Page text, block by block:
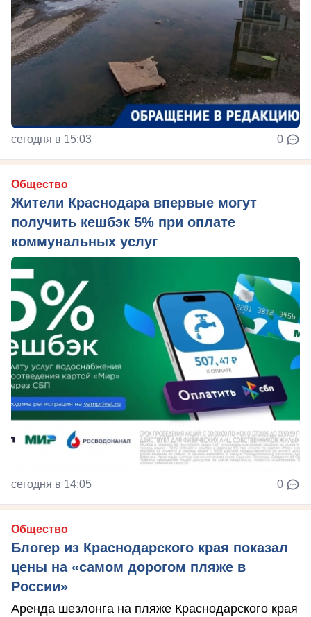
сегодня в 15:03 0
Общество
Жители Краснодара впервые могут
получить кешбэк 5% при оплате
коммунальных услуг
сегодня в 14:05 0
Общество
Блогер из Краснодарского края показал
цены на «самом дорогом пляже в
России»
Аренда шезлонга на пляже Краснодарского края